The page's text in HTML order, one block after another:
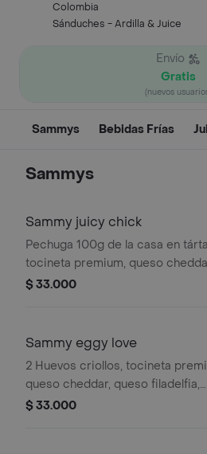
Colombia
Sánduches - Ardilla & Juice
Envío
Gratis
(nuevos
Sammys Bebidas Frías
Sammys
Sammy juicy chick
Pechuga 100g de la casa en
tocineta premium, queso
aguacate, pan brioche y salsa
$ 33.000
Sammy eggy love
2 Huevos criollos, tocineta
queso cheddar, queso filadelfia,
aguacate, pan brioche y salsa
$ 33.000